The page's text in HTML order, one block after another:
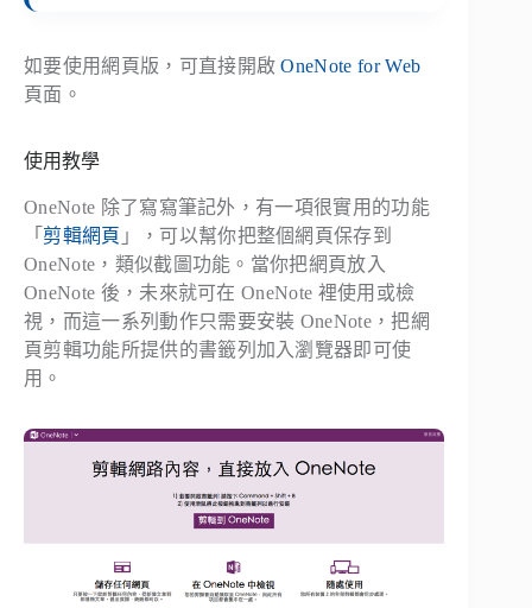
如要使用網頁版，可直接開啟OneNote for Web
頁面。
使用教學
OneNote 除了寫寫筆記外，有一項很實用的功能
「 剪輯網頁 」，可以幫你把整個網頁保存到
OneNote，類似截圖功能。當你把網頁放入
OneNote 後，未來就可在 OneNote 裡使用或檢
視，而這一系列動作只需要安裝 OneNote，把網
頁剪輯功能所提供的書籤列加入瀏覽器即可使
用。